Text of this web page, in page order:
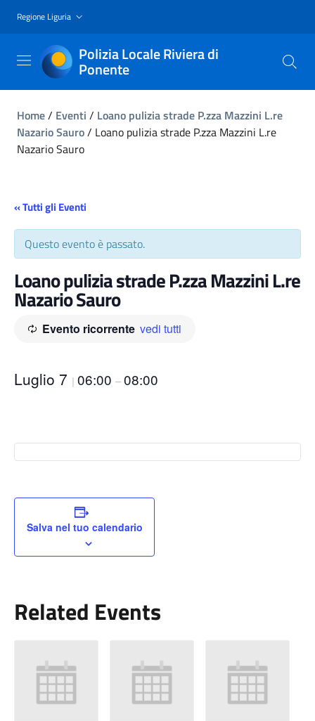
Regione Liguria
Polizia Locale Riviera di
Ponente
Home/ Eventi / Loano pulizia strade P.zza Mazzini L.re
Nazario Sauro/ Loano pulizia strade P.zza Mazzini L.re
Nazario Sauro
« Tutti gli Eventi
Questo evento è passato.
Loano pulizia strade P.zza Mazzini L.re
Nazario Sauro
Evento ricorrente vedi tutti
Luglio 7 | 06:00 –08:00
Salva nel tuo calendario
Related Events